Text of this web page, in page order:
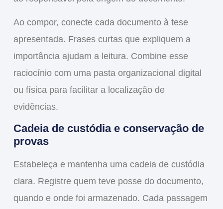
Ao compor, conecte cada documento à tese
apresentada. Frases curtas que expliquem a
importância ajudam a leitura. Combine esse
raciocínio com uma pasta organizacional digital
ou física para facilitar a localização de
evidências.
Cadeia de custódia e conservação de
provas
Estabeleça e mantenha uma cadeia de custódia
clara. Registre quem teve posse do documento,
quando e onde foi armazenado. Cada passagem